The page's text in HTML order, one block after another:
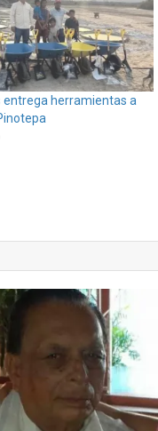
entrega herramientas a